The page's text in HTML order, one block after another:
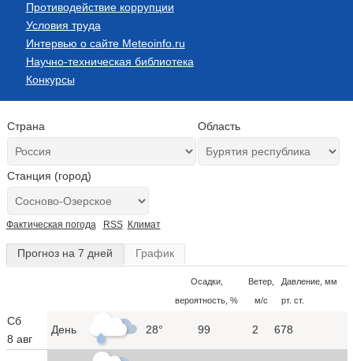
Противодействие коррупции
Условия труда
Интервью о сайте Meteoinfo.ru
Научно-техническая библиотека
Конкурсы
Страна Область
Станция (город)
Фактическая погода RSS Климат
Прогноз на 7 дней График
Осадки,
вероятность, %
Ветер,
м/с
Давление, мм
рт. ст.
Сб
8 авг
День 28° 99 2 678